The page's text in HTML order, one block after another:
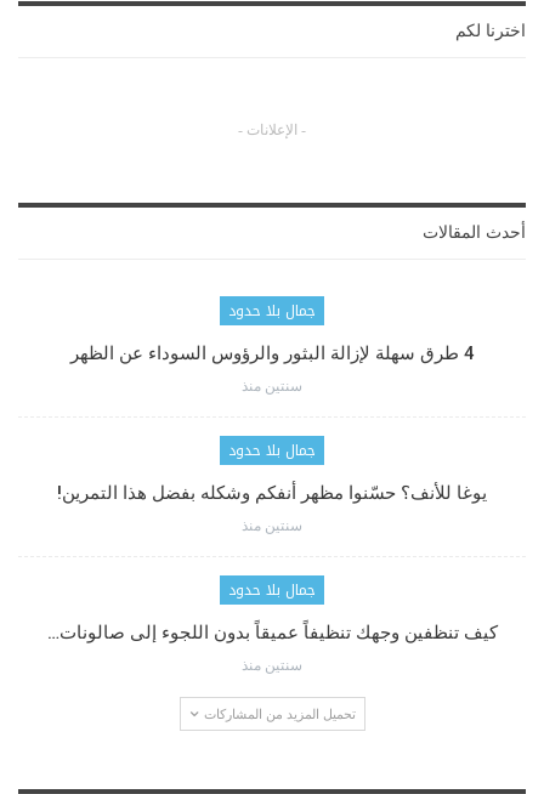
اخترنا لكم
- الإعلانات -
أحدث المقالات
جمال بلا حدود
4 طرق سهلة لإزالة البثور والرؤوس السوداء عن الظهر
سنتين منذ
جمال بلا حدود
يوغا للأنف؟ حسّنوا مظهر أنفكم وشكله بفضل هذا التمرين!
سنتين منذ
جمال بلا حدود
كيف تنظفين وجهك تنظيفاً عميقاً بدون اللجوء إلى صالونات…
سنتين منذ
تحميل المزيد من المشاركات